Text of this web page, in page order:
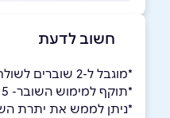
חשוב לדעת
*מוגבל ל-2 שוברים לשולחן
*תוקף למימוש השובר- 5 שנים.
*ניתן לממש את יתרת